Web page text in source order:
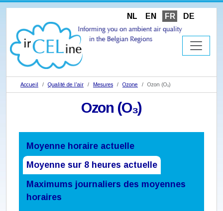
NL EN FR DE
Accueil Qualité de l'air Mesures Ozone Ozon (O₃)
Ozon (O₃)
Moyenne horaire actuelle
Moyenne sur 8 heures actuelle
Maximums journaliers des moyennes
horaires